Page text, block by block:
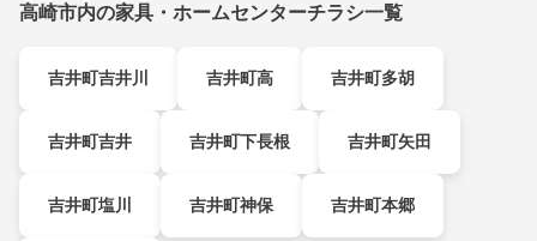
高崎市内の家具・ホームセンターチラシ一覧
吉井町吉井川 吉井町高 吉井町多胡
吉井町吉井 吉井町下長根 吉井町矢田
吉井町塩川 吉井町神保 吉井町本郷